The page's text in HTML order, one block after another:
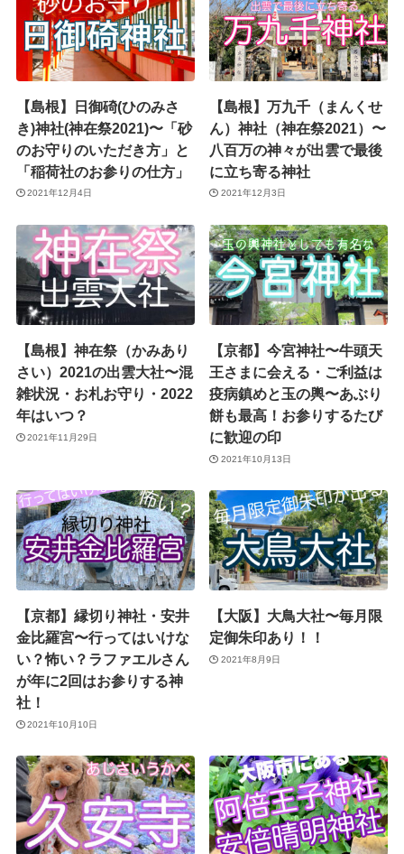
【島根】日御碕(ひのみさ
き)神社(神在祭2021)〜「砂
のお守りのいただき方」と
「稲荷社のお参りの仕方」
2021年12月4日
【島根】万九千（まんくせ
ん）神社（神在祭2021）〜
八百万の神々が出雲で最後
に立ち寄る神社
2021年12月3日
【島根】神在祭（かみあり
さい）2021の出雲大社〜混
雑状況・お札お守り・2022
年はいつ？
2021年11月29日
【京都】今宮神社〜牛頭天
王さまに会える・ご利益は
疫病鎮めと玉の輿〜あぶり
餅も最高！お参りするたび
に歓迎の印
2021年10月13日
【京都】縁切り神社・安井
金比羅宮〜行ってはいけな
い？怖い？ラファエルさん
が年に2回はお参りする神
社！
2021年10月10日
【大阪】大鳥大社〜毎月限
定御朱印あり！！
2021年8月9日